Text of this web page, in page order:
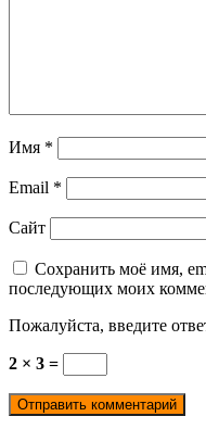
Имя *
Email *
Сайт
Сохранить моё имя,
последующих моих
Пожалуйста, введите
2 × 3 =